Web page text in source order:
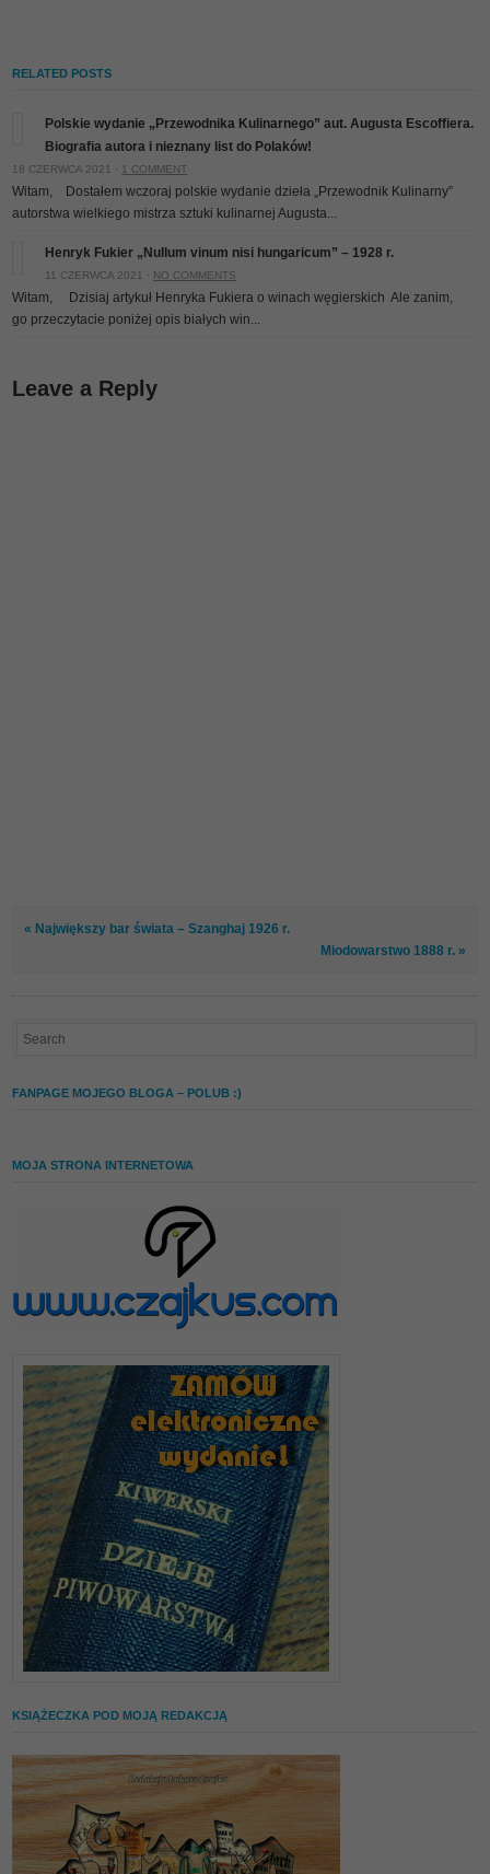
RELATED POSTS
Polskie wydanie „Przewodnika Kulinarnego” aut. Augusta Escoffiera.
Biografia autora i nieznany list do Polaków!
18 CZERWCA 2021 · 1 COMMENT
Witam, Dostałem wczoraj polskie wydanie dzieła „Przewodnik Kulinarny”
autorstwa wielkiego mistrza sztuki kulinarnej Augusta...
Henryk Fukier „Nullum vinum nisi hungaricum” – 1928 r.
11 CZERWCA 2021 · NO COMMENTS
Witam, Dzisiaj artykuł Henryka Fukiera o winach węgierskich Ale zanim,
go przeczytacie poniżej opis białych win...
Leave a Reply
« Największy bar świata – Szanghaj 1926 r.
Miodowarstwo 1888 r. »
FANPAGE MOJEGO BLOGA – POLUB :)
MOJA STRONA INTERNETOWA
KSIĄŻECZKA POD MOJĄ REDAKCJĄ